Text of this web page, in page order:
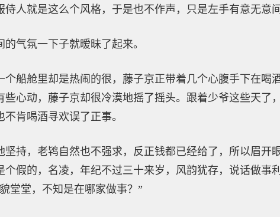
侍人就是这么个风格，于是也不作声，只是左手有意无意
的气氛一下子就暧昧了起来。
个船舱里却是热闹的很，藤子京正带着几个心腹手下在喝
些心动，藤子京却很冷漠地摇了摇头。跟着少爷这些天
不肯喝酒寻欢误了正事。
坚持，老鸨自然也不强求，反正钱都已经给了，所以眉
个假的，名凌，年纪不过三十来岁，风韵犹存，说话做事
堂堂，不知是在哪家做事？”